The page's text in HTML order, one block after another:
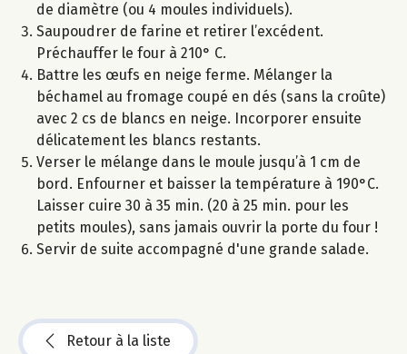
de diamètre (ou 4 moules individuels).
Saupoudrer de farine et retirer l’excédent.
Préchauffer le four à 210° C.
Battre les œufs en neige ferme. Mélanger la
béchamel au fromage coupé en dés (sans la croûte)
avec 2 cs de blancs en neige. Incorporer ensuite
délicatement les blancs restants.
Verser le mélange dans le moule jusqu’à 1 cm de
bord. Enfourner et baisser la température à 190°C.
Laisser cuire 30 à 35 min. (20 à 25 min. pour les
petits moules), sans jamais ouvrir la porte du four !
Servir de suite accompagné d'une grande salade.
Retour à la liste